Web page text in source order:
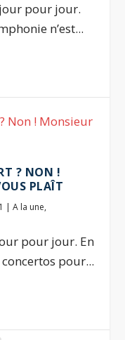
pour jour.
n’est...
? NON !
PLAÎT
|A la une,
pour jour. En
pour...